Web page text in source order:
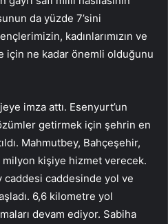
da yüzde 7’sini
kadınlarımızın ve
için ne kadar önemli olduğunu
imza attı. Esenyurt’un
getirmek için şehrin en
Mahmutbey, Bahçeşehir,
kişiye hizmet verecek.
caddesi caddesinde yol ve
6,6 kilometre yol
devam ediyor. Sabiha